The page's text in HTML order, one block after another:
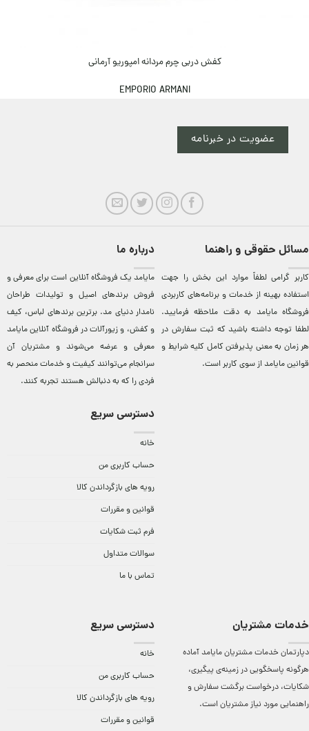
کفش دربی چرم مردانه امپوریو آرمانی
EMPORIO ARMANI
عضویت در خبرنامه
مسائل حقوقی و راهنما
کاربر گرامی لطفاً موارد این بخش را جهت
استفاده بهینه از خدمات و برنامه‌‏های کاربردی
فروشگاه مایامد به دقت ملاحظه فرمایید.
لطفا توجه داشته باشید که ثبت سفارش در
هر زمان به معنی پذیرفتن کامل کلیهشرایط و
قوانین مایامداز سوی کاربر است.
درباره ما
مایامد يک فروشگاه آنلاين است برای معرفی و
فروش برندهای اصيل و توليدات طراحان
نامدار دنيای مد. برترين‌ برندهای لباس، کيف
و کفش، و زيورآلات در فروشگاه آنلاين مایامد
معرفی و عرضه می‌شوند و مشتريان آن
سرانجام می‌توانند کيفيت و خدمات منحصر به
فردی را که به دنبالش هستند تجربه کنند.
دسترسی سریع
خانه
حساب کاربری من
رویه های بازگرداندن کالا
قوانین و مقررات
فرم ثبت شکایات
سوالات متداول
تماس با ما
خدمات مشتریان
دپارتمان خدمات مشتریان مایامد آماده
هرگونه پاسخگویی در زمینه‌ی پیگیری،
شکایات، درخواست برگشت سفارش و
راهنمایی مورد نیاز مشتریان است.
دسترسی سریع
خانه
حساب کاربری من
رویه های بازگرداندن کالا
قوانین و مقررات